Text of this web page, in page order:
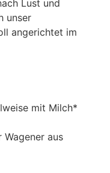
Lust und
unser
angerichtet im
mit Milch*
Wagener aus